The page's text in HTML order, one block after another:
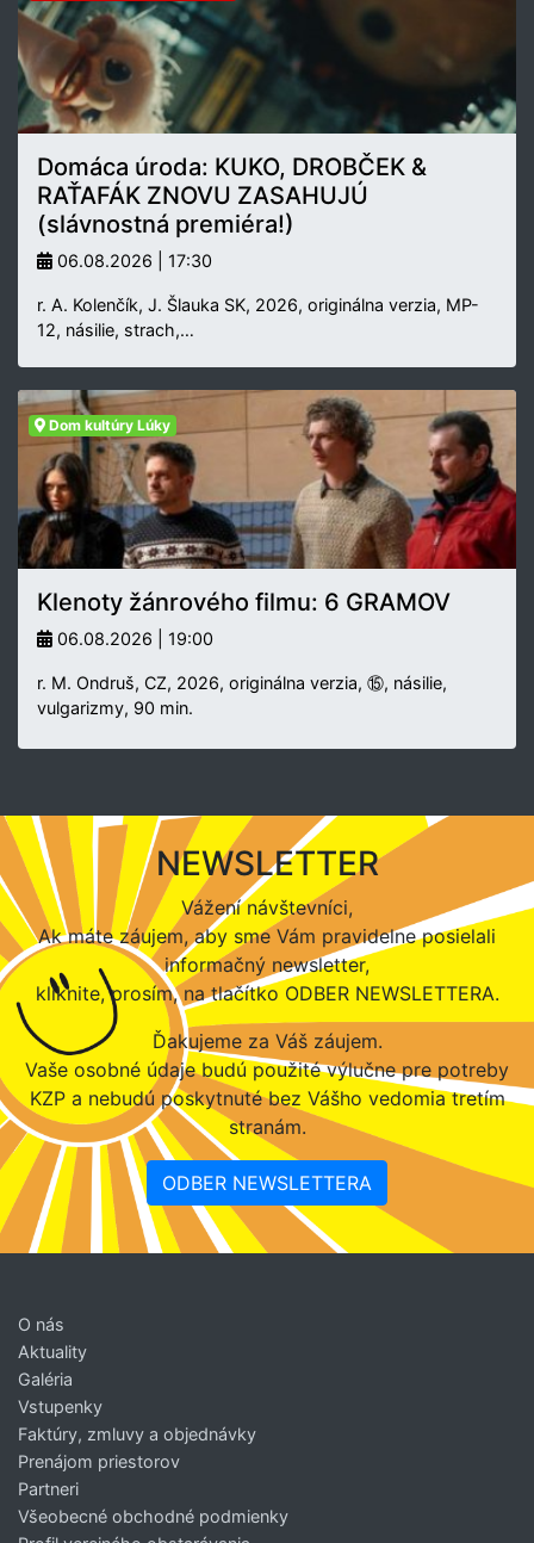
Domáca úroda: KUKO, DROBČEK &
RAŤAFÁK ZNOVU ZASAHUJÚ
(slávnostná premiéra!)
06.08.2026 | 17:30
r. A. Kolenčík, J. Šlauka SK, 2026, originálna verzia, MP-
12, násilie, strach,…
Dom kultúry Lúky
Klenoty žánrového filmu: 6 GRAMOV
06.08.2026 | 19:00
r. M. Ondruš, CZ, 2026, originálna verzia, ⑮, násilie,
vulgarizmy, 90 min.
NEWSLETTER
Vážení návštevníci,
Ak máte záujem, aby sme Vám pravidelne posielali
informačný newsletter,
kliknite, prosím, na tlačítko ODBER NEWSLETTERA.
Ďakujeme za Váš záujem.
Vaše osobné údaje budú použité výlučne pre potreby
KZP a nebudú poskytnuté bez Vášho vedomia tretím
stranám.
ODBER NEWSLETTERA
O nás
Aktuality
Galéria
Vstupenky
Faktúry, zmluvy a objednávky
Prenájom priestorov
Partneri
Všeobecné obchodné podmienky